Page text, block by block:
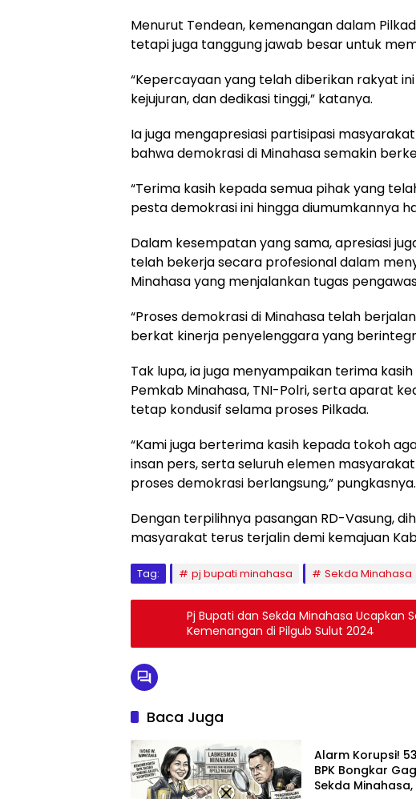
Menurut Tendean, kemenangan dalam
tetapi juga tanggung jawab besar untuk
“Kepercayaan yang telah diberikan rakyat
kejujuran, dan dedikasi tinggi,” katanya.
Ia juga mengapresiasi partisipasi
bahwa demokrasi di Minahasa semakin
“Terima kasih kepada semua pihak yang
pesta demokrasi ini hingga diumumkannya
Dalam kesempatan yang sama, apresiasi
telah bekerja secara profesional dalam
Minahasa yang menjalankan tugas
“Proses demokrasi di Minahasa telah
berkat kinerja penyelenggara yang
Tak lupa, ia juga menyampaikan terima
Pemkab Minahasa, TNI-Polri, serta aparat
tetap kondusif selama proses Pilkada.
“Kami juga berterima kasih kepada tokoh
insan pers, serta seluruh elemen
proses demokrasi berlangsung,” pungkasnya.
Dengan terpilihnya pasangan RD-Vasung,
masyarakat terus terjalin demi kemajuan
Tag: pj bupati minahasa Sekda Minahasa
Pj Bupati dan Sekda Minahasa Ucapkan
Kemenangan di Pilgub Sulut 2024
Baca Juga
Alarm Korupsi!
BPK Bongkar
Sekda Minahasa,